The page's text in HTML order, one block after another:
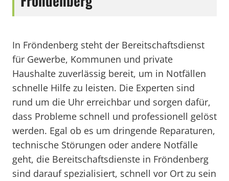
In Fröndenberg steht der Bereitschaftsdienst
für Gewerbe, Kommunen und private
Haushalte zuverlässig bereit, um in Notfällen
schnelle Hilfe zu leisten. Die Experten sind
rund um die Uhr erreichbar und sorgen dafür,
dass Probleme schnell und professionell gelöst
werden. Egal ob es um dringende Reparaturen,
technische Störungen oder andere Notfälle
geht, die Bereitschaftsdienste in Fröndenberg
sind darauf spezialisiert, schnell vor Ort zu sein